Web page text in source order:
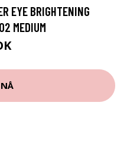
EYE BRIGHTENING
MEDIUM